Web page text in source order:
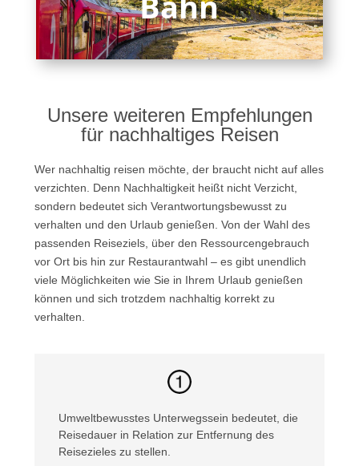
Unsere weiteren Empfehlungen
für nachhaltiges Reisen
Wer nachhaltig reisen möchte, der braucht nicht auf alles
verzichten. Denn Nachhaltigkeit heißt nicht Verzicht,
sondern bedeutet sich Verantwortungsbewusst zu
verhalten und den Urlaub genießen. Von der Wahl des
passenden Reiseziels, über den Ressourcengebrauch
vor Ort bis hin zur Restaurantwahl – es gibt unendlich
viele Möglichkeiten wie Sie in Ihrem Urlaub genießen
können und sich trotzdem nachhaltig korrekt zu
verhalten.
Umweltbewusstes Unterwegssein bedeutet, die
Reisedauer in Relation zur Entfernung des
Reisezieles zu stellen.